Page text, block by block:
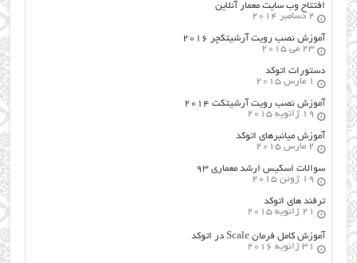
افتتاح وب سایت معمار آنلاین
2 دسامبر 2014
آموزش نصب رویت آرشیتکچر ۲۰۱۶
23 می 2015
دستورات اتوکد
1 مارس 2015
آموزش نصب رویت آرشیتکت ۲۰۱۴
19 ژانویه 2015
آموزش میانبرهای اتوکد
2 مارس 2015
سوالات اسکیس ارشد معماری ۹۳
19 ژوئن 2015
ترفند های اتوکد
21 ژانویه 2015
آموزش کامل فرمان Scale در اتوکد
31 ژانویه 2016